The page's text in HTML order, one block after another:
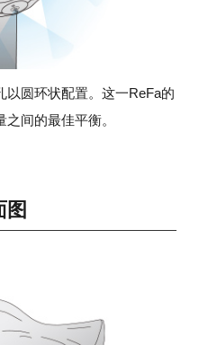
以圆环状配置。这一ReFa的
间的最佳平衡。
图